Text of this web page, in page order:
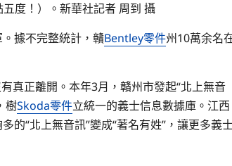
度！）。新華社記者 周到 攝
據不完整統計，贛Bentley零件州10萬余名
真正離開。本年3月，贛州市發起“北上無音
樹Skoda零件立統一的義士信息數據庫。江西
的“北上無音訊”變成“著名有姓”，讓更多義